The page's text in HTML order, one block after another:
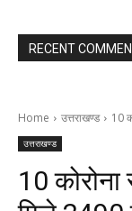
RECENT